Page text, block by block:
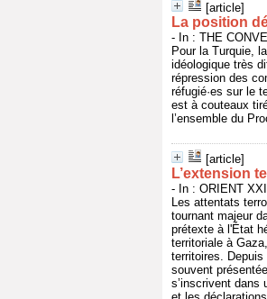
[article]
La position
- In : THE
Pour la Turquie,
idéologique très
répression des
réfugié·es sur le
est à couteaux
l’ensemble du
[article]
L’extension
- In : ORIENT
Les attentats
tournant majeur
prétexte à l'État
territoriale à
territoires.
souvent
s’inscrivent dans